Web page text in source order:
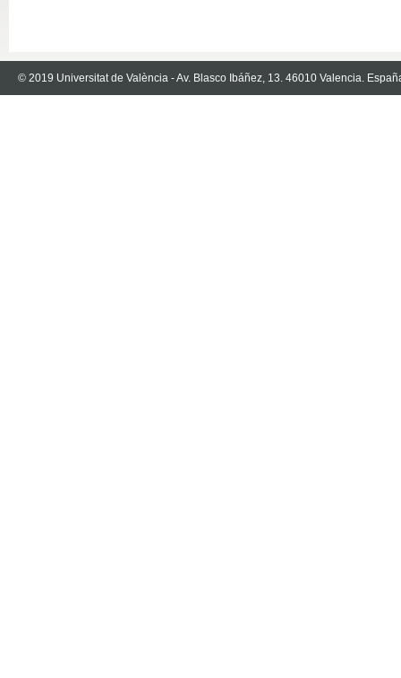
© 2019 Universitat de València - Av. Blasco Ibáñez, 13. 46010 Valencia.